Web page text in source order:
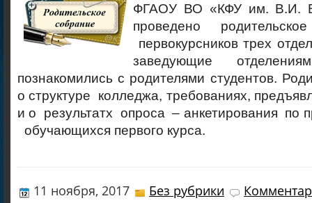
ФГАОУ ВО «КФУ им. В.И.
проведено
первокурсников трех
заведующие
познакомились с родителями студентов.
о структуре колледжа, требованиях,
и о результатх опроса – анкетирования по
обучающихся первого курса.
11 ноября, 2017 Без рубрики